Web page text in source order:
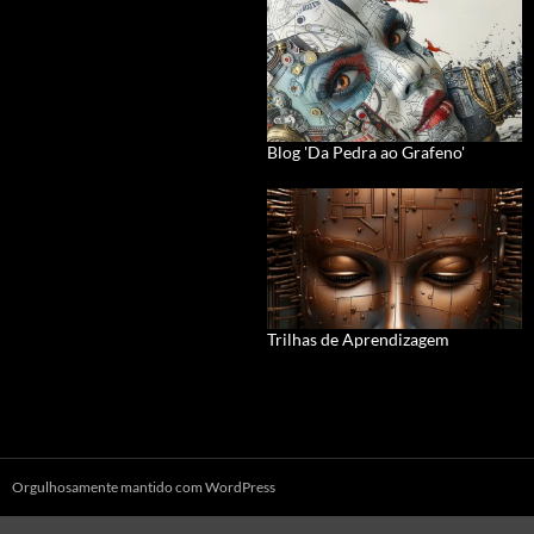
Blog 'Da Pedra ao Grafeno'
Trilhas de Aprendizagem
Orgulhosamente mantido com WordPress